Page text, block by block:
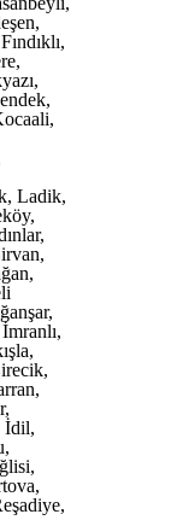
Ladik,
İdil,